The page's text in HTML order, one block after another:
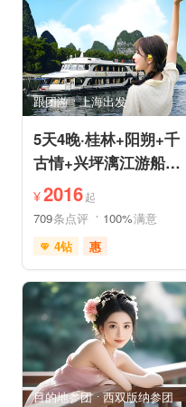
品质游
休闲游
环游洱海
跟团游 上海出发
5天4晚·桂林+阳朔+千
古情+兴坪漓江游船
+古东森林瀑布+十里
画廊
¥2016起
709条点评 100%满意
4钻
惠
免费接送机
世界遗产
雪山之旅
森林草原
行车时长短
祈福之旅
赏花之旅
目的地参团 西双版纳参团